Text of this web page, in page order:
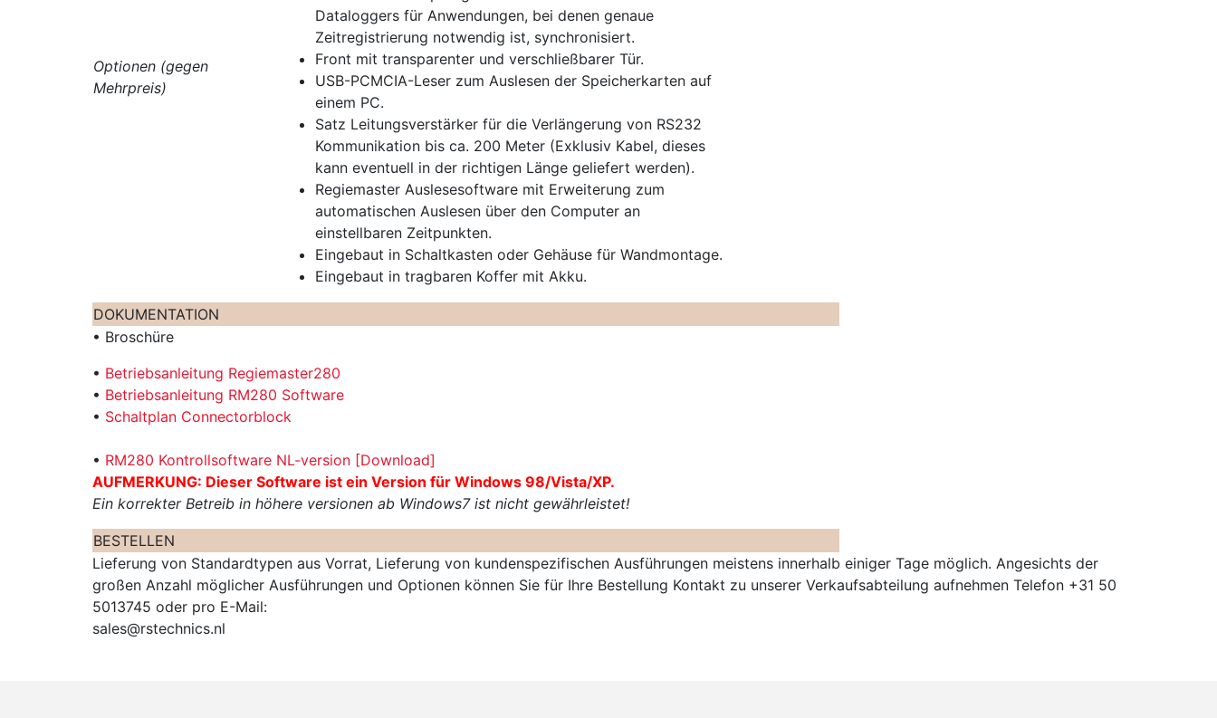
Optionen (gegen
Mehrpreis)
Dataloggers für Anwendungen, bei denen genaue
Zeitregistrierung notwendig ist, synchronisiert.
Front mit transparenter und verschließbarer Tür.
USB-PCMCIA-Leser zum Auslesen der Speicherkarten auf
einem PC.
Satz Leitungsverstärker für die Verlängerung von RS232
Kommunikation bis ca. 200 Meter (Exklusiv Kabel, dieses
kann eventuell in der richtigen Länge geliefert werden).
Regiemaster Auslesesoftware mit Erweiterung zum
automatischen Auslesen über den Computer an
einstellbaren Zeitpunkten.
Eingebaut in Schaltkasten oder Gehäuse für Wandmontage.
Eingebaut in tragbaren Koffer mit Akku.
DOKUMENTATION
• Broschüre
• Betriebsanleitung Regiemaster280
• Betriebsanleitung RM280 Software
• Schaltplan Connectorblock
• RM280 Kontrollsoftware NL-version [Download]
AUFMERKUNG: Dieser Software ist ein Version für Windows 98/Vista/XP.
Ein korrekter Betreib in höhere versionen ab Windows7 ist nicht gewährleistet!
BESTELLEN
Lieferung von Standardtypen aus Vorrat, Lieferung von kundenspezifischen Ausführungen meistens innerhalb einiger Tage möglich. Angesichts der
großen Anzahl möglicher Ausführungen und Optionen können Sie für Ihre Bestellung Kontakt zu unserer Verkaufsabteilung aufnehmen Telefon +31 50
5013745 oder pro E-Mail:
sales@rstechnics.nl